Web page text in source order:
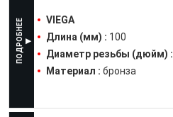
VIEGA
Длина (мм) : 100
Диаметр резьбы (дюйм) :
Материал : бронза